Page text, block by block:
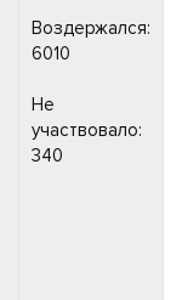
Воздержался:
6010
Не
участвовало:
340